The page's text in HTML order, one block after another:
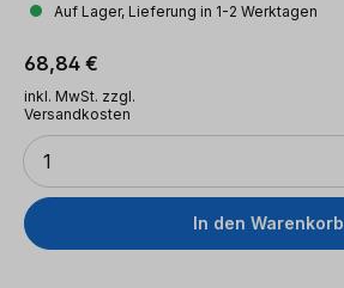
Auf Lager, Lieferung in 1-2 Werktagen
Regulärer Preis:
68,84 €
inkl. MwSt. zzgl.
Versandkosten
Anzahl
1
In den Warenkorb